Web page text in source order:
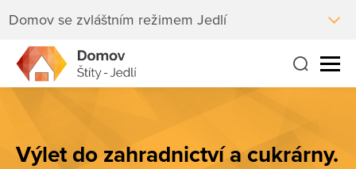
Domov se zvláštním režimem Jedlí
Výlet do zahradnictví a cukrárny.